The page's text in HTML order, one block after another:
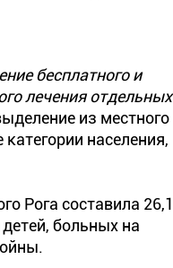
бесплатного и
лечения отдельных
из местного
населения,
Рога составила 26,1
больных на